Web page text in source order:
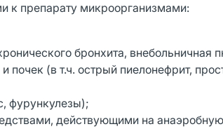
к препарату микроорганизмами:
бронхита, внебольничная
(в т.ч. острый пиелонефрит,
фурункулезы);
действующими на анаэробную